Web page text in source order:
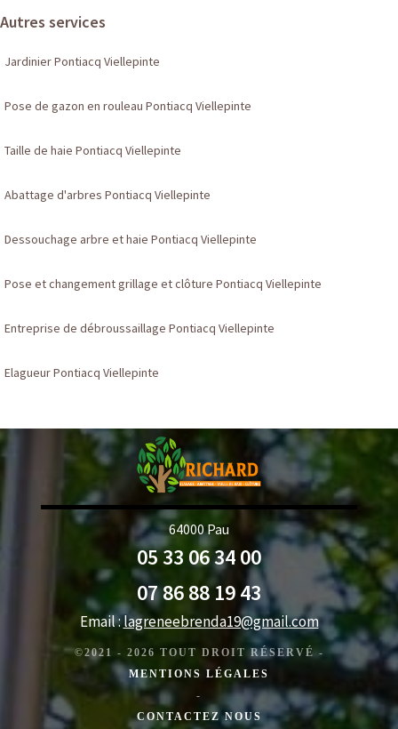
Autres services
Jardinier Pontiacq Viellepinte
Pose de gazon en rouleau Pontiacq Viellepinte
Taille de haie Pontiacq Viellepinte
Abattage d'arbres Pontiacq Viellepinte
Dessouchage arbre et haie Pontiacq Viellepinte
Pose et changement grillage et clôture Pontiacq Viellepinte
Entreprise de débroussaillage Pontiacq Viellepinte
Elagueur Pontiacq Viellepinte
64000 Pau
05 33 06 34 00
07 86 88 19 43
Email :lagreneebrenda19@gmail.com
©2021 - 2026 TOUT DROIT RÉSERVÉ -
MENTIONS LÉGALES
-
CONTACTEZ NOUS